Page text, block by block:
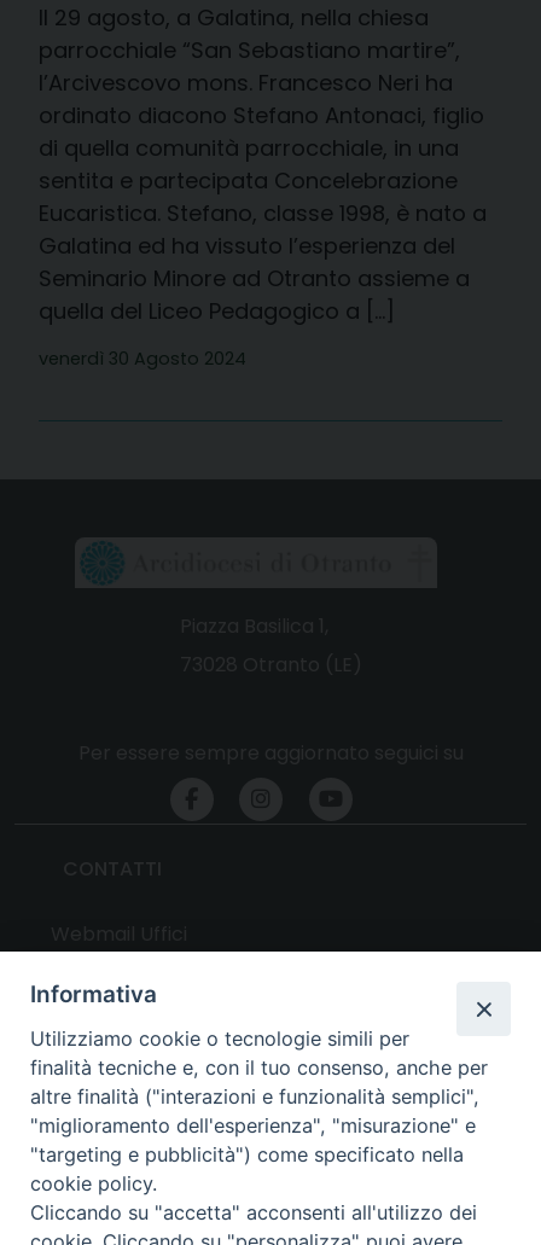
Il 29 agosto, a Galatina, nella chiesa
parrocchiale “San Sebastiano martire”,
l’Arcivescovo mons. Francesco Neri ha
ordinato diacono Stefano Antonaci, figlio
di quella comunità parrocchiale, in una
sentita e partecipata Concelebrazione
Eucaristica. Stefano, classe 1998, è nato a
Galatina ed ha vissuto l’esperienza del
Seminario Minore ad Otranto assieme a
quella del Liceo Pedagogico a […]
venerdì 30 Agosto 2024
UTILITY
News
Altri articoli
Notizie nazionali
Download
Informativa
Utilizziamo cookie o tecnologie simili per
finalità tecniche e, con il tuo consenso, anche per
altre finalità ("interazioni e funzionalità semplici",
"miglioramento dell'esperienza", "misurazione" e
"targeting e pubblicità") come specificato nella
cookie policy.
Cliccando su "accetta" acconsenti all'utilizzo dei